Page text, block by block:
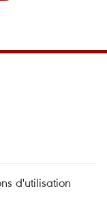
d'utilisation